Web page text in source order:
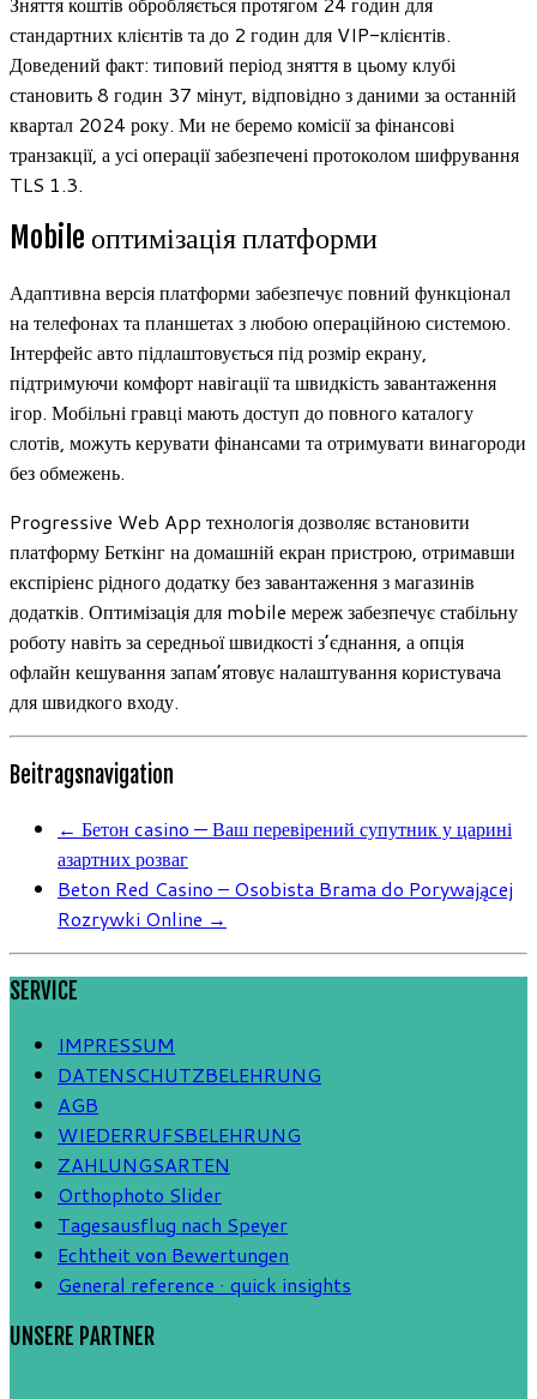
стандартних клієнтів та до 2 годин для VIP-клієнтів.
Доведений факт: типовий період зняття в цьому клубі
становить 8 годин 37 мінут, відповідно з даними за останній
квартал 2024 року. Ми не беремо комісії за фінансові
транзакції, а усі операції забезпечені протоколом шифрування
TLS 1.3.
Mobile оптимізація платформи
Адаптивна версія платформи забезпечує повний функціонал
на телефонах та планшетах з любою операційною системою.
Інтерфейс авто підлаштовується під розмір екрану,
підтримуючи комфорт навігації та швидкість завантаження
ігор. Мобільні гравці мають доступ до повного каталогу
слотів, можуть керувати фінансами та отримувати винагороди
без обмежень.
Progressive Web App технологія дозволяє встановити
платформу Беткінг на домашній екран пристрою, отримавши
експіріенс рідного додатку без завантаження з магазинів
додатків. Оптимізація для mobile мереж забезпечує стабільну
роботу навіть за середньої швидкості з’єднання, а опція
офлайн кешування запам’ятовує налаштування користувача
для швидкого входу.
Beitragsnavigation
← Бетон casino — Ваш перевірений супутник у царині
азартних розваг
Beton Red Casino – Osobista Brama do Porywającej
Rozrywki Online →
SERVICE
IMPRESSUM
DATENSCHUTZBELEHRUNG
AGB
WIEDERRUFSBELEHRUNG
ZAHLUNGSARTEN
Orthophoto Slider
Tagesausflug nach Speyer
Echtheit von Bewertungen
General reference · quick insights
UNSERE PARTNER